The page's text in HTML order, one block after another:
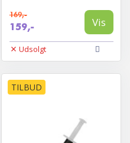
169,-
159,- Vis
Udsolgt
TILBUD